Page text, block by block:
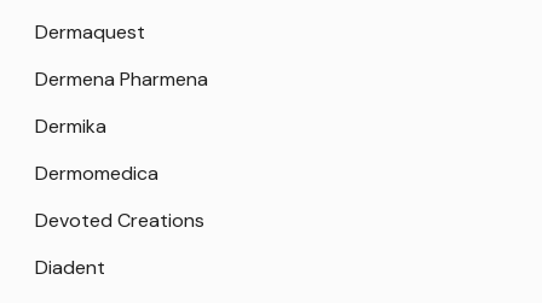
Dermaquest
Dermena Pharmena
Dermika
Dermomedica
Devoted Creations
Diadent